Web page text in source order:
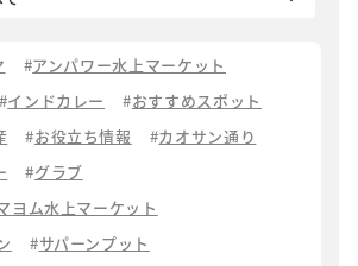
アンパワー水上マーケット
インドカレー
おすすめスポット
お役立ち情報
カオサン通り
グラブ
ヨム水上マーケット
サパーンプット